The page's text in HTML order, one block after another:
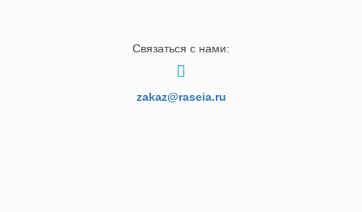
Связаться с нами:
zakaz@raseia.ru